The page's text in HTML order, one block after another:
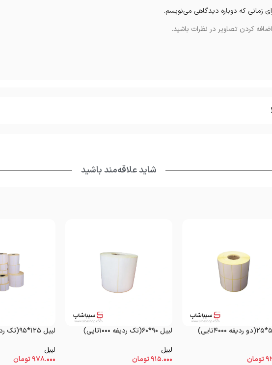
زمانی که دوباره دیدگاهی می‌نویسم.
کردن تصاویر در نظرات باشید.
شاید علاقه‌مند باشید
تومان
لیبل ۹۰*۶۰(تک ردیفه ۱۰۰۰تایی)
لیبل
۹۱۵.۰۰۰تومان
لیبل ۱۲۵*۹۵(تک ردیفه ۵۰۰تایی)
لیبل
۹۷۸.۰۰۰تومان